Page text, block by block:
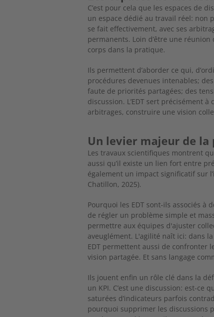
C’est pour cela que les espaces de
un espace dédié au travail réel: non
se fait effectivement, avec ses
permanents. Loin d’être une réunion
corps dans la pratique.
Ils permettent d’aborder ce qui,
procédures devenues intenables;
faute de priorités partagées; des
discussion. L’EDT sert précisément à
arbitrages, construire une vision
Un levier majeur de
Les travaux scientifiques montrent
aussi qu’il existe un lien fort entre
également un impact significatif sur
Chatillon, 2025).
Pourquoi les EDT sont-ils associés
de régler un problème simple et
permettre aux équipes d'ajuster
aveuglément. L'agilité naît ici: dans
EDT permettent aussi de confronter
vision partagée. Et sans langage
Ils jouent enfin un rôle clé dans la
un KPI. C’est une discussion: est-ce
saturées d’indicateurs parfois
pourquoi supprimer les discussions